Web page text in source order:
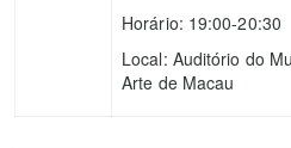
Horário: 19:00-20:30
Local: Auditório do
Arte de Macau